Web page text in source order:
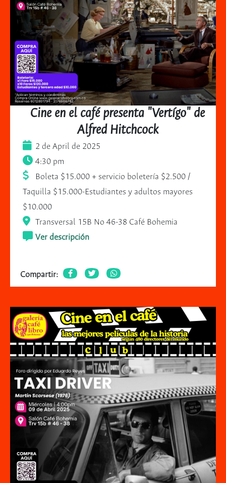
Cine en el café presenta "Vertígo" de
Alfred Hitchcock
2 de April de 2025
4:30 pm
Boleta $15.000 + servicio boletería $2.500 /
Taquilla $15.000-Estudiantes y adultos mayores
$10.000
Transversal 15B No 46-38 Café Bohemia
Ver descripción
Compartir: